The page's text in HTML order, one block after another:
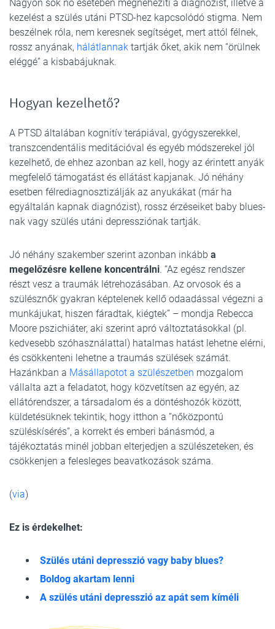
Nagyon sok nő esetében megnehezíti a diagnózist, illetve a
kezelést a szülés utáni PTSD-hez kapcsolódó stigma. Nem
beszélnek róla, nem keresnek segítséget, mert attól félnek,
rossz anyának, hálátlannak tartják őket, akik nem “örülnek
eléggé” a kisbabájuknak.
Hogyan kezelhető?
A PTSD általában kognitív terápiával, gyógyszerekkel,
transzcendentális meditációval és egyéb módszerekel jól
kezelhető, de ehhez azonban az kell, hogy az érintett anyák
megfelelő támogatást és ellátást kapjanak. Jó néhány
esetben félrediagnosztizálják az anyukákat (már ha
egyáltalán kapnak diagnózist), rossz érzéseiket baby blues-
nak vagy szülés utáni depressziónak tartják.
Jó néhány szakember szerint azonban inkább a
megelőzésre kellene koncentrálni. “Az egész rendszer
részt vesz a traumák létrehozásában. Az orvosok és a
szülésznők gyakran képtelenek kellő odaadással végezni a
munkájukat, hiszen fáradtak, kiégtek” – mondja Rebecca
Moore pszichiáter, aki szerint apró változtatásokkal (pl.
kedvesebb szóhasználattal) hatalmas hatást lehetne elérni,
és csökkenteni lehetne a traumás szülések számát.
Hazánkban a Másállapotot a szülészetben mozgalom
vállalta azt a feladatot, hogy közvetítsen az egyén, az
ellátórendszer, a társadalom és a döntéshozók között,
küldetésüknek tekintik, hogy itthon a “nőközpontú
szüléskísérés”, a korrekt és emberi bánásmód, a
tájékoztatás minél jobban elterjedjen a szülészeteken, és
csökkenjen a felesleges beavatkozások száma.
(via)
Ez is érdekelhet:
Szülés utáni depresszió vagy baby blues?
Boldog akartam lenni
A szülés utáni depresszió az apát sem kíméli